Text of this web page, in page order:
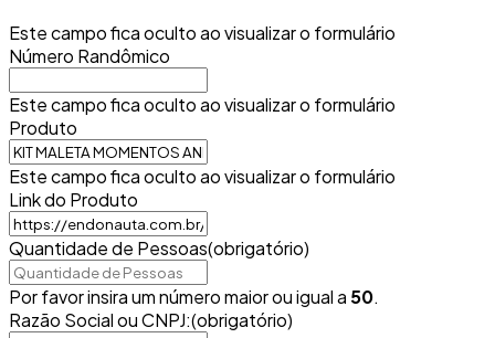
Este campo fica oculto ao visualizar o formulário
Número Randômico
Este campo fica oculto ao visualizar o formulário
Produto
Este campo fica oculto ao visualizar o formulário
Link do Produto
Quantidade de Pessoas(obrigatório)
Por favor insira um número maior ou igual a 50.
Razão Social ou CNPJ:(obrigatório)